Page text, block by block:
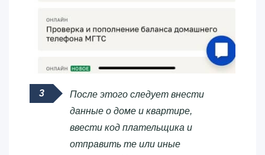
После этого следует внести
данные о доме и квартире,
ввести код плательщика и
отправить те или иные